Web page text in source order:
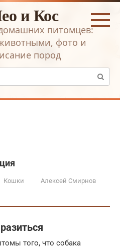
и Кос
питомцев:
фото и
пород
Кошки Алексей Смирнов
того, что собака